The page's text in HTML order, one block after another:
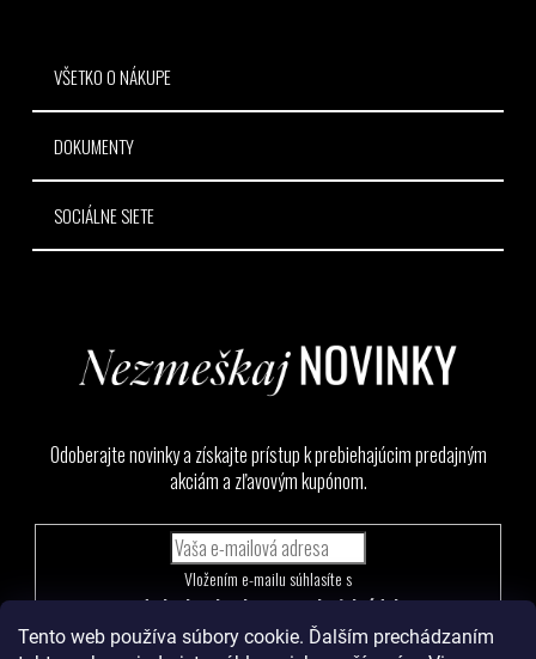
Tento web používa súbory cookie. Ďalším prechádzaním
VŠETKO O NÁKUPE
DOKUMENTY
SOCIÁLNE SIETE
Odoberajte novinky a získajte prístup k prebiehajúcim predajným
akciám a zľavovým kupónom.
podmienkami ochrany osobných údajov
PRIHLÁSIŤ